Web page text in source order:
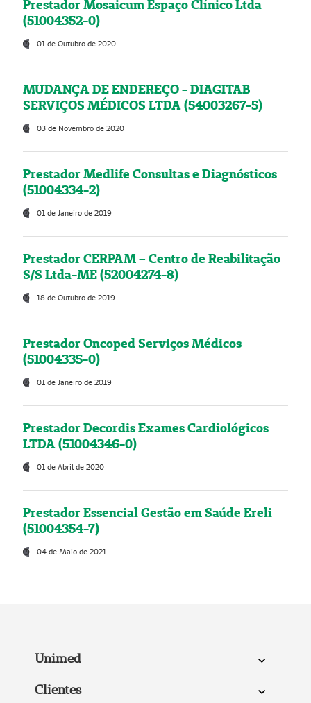
Prestador Mosaicum Espaço Clínico Ltda
(51004352-0)
01 de Outubro de 2020
MUDANÇA DE ENDEREÇO - DIAGITAB
SERVIÇOS MÉDICOS LTDA (54003267-5)
03 de Novembro de 2020
Prestador Medlife Consultas e Diagnósticos
(51004334-2)
01 de Janeiro de 2019
Prestador CERPAM – Centro de Reabilitação
S/S Ltda-ME (52004274-8)
18 de Outubro de 2019
Prestador Oncoped Serviços Médicos
(51004335-0)
01 de Janeiro de 2019
Prestador Decordis Exames Cardiológicos
LTDA (51004346-0)
01 de Abril de 2020
Prestador Essencial Gestão em Saúde Ereli
(51004354-7)
04 de Maio de 2021
Unimed
Clientes